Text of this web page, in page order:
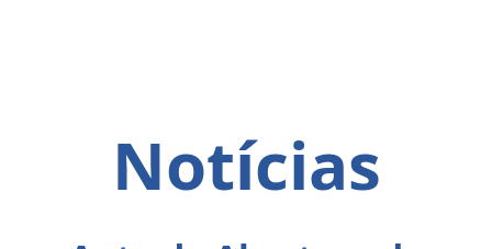
Notícias